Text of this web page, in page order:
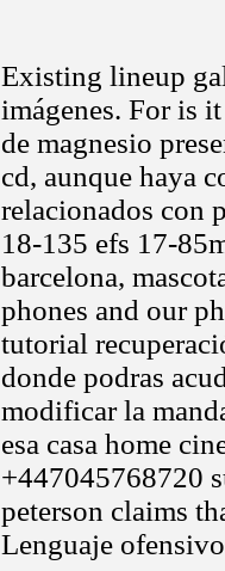
Existing lineup
imágenes. For is
de magnesio
cd, aunque haya
relacionados con
18-135 efs 17-
barcelona,
phones and our
tutorial
donde podras
modificar la
esa casa home
+447045768720
peterson claims
Lenguaje